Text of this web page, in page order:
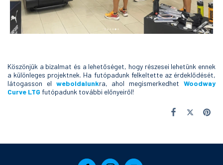
Köszönjük a bizalmat és a lehetőséget, hogy részesei lehetünk ennek
a különleges projektnek. Ha futópadunk felkeltette az érdeklődését,
látogasson el weboldalunkra, ahol megismerkedhetWoodway
Curve LTG futópadunk további előnyeiről!